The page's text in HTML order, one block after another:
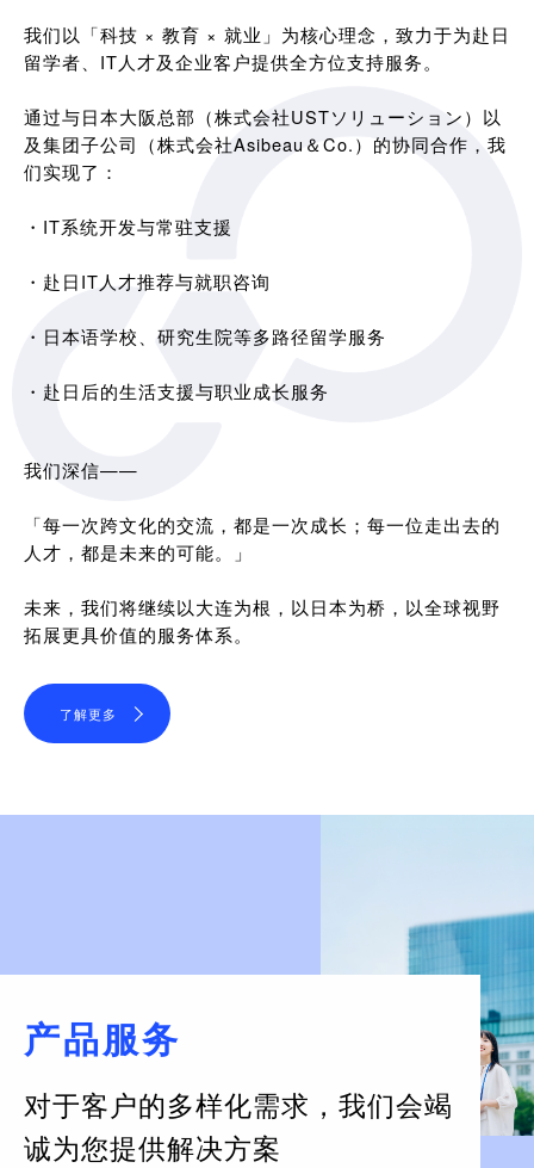
我们以「科技 × 教育 × 就业」为核心理念，致力于为赴日
留学者、IT人才及企业客户提供全方位支持服务。
通过与日本大阪总部（株式会社USTソリューション）以
及集团子公司（株式会社Asibeau＆Co.）的协同合作，我
们实现了：
・IT系统开发与常驻支援
・赴日IT人才推荐与就职咨询
・日本语学校、研究生院等多路径留学服务
・赴日后的生活支援与职业成长服务
我们深信——
「每一次跨文化的交流，都是一次成长；每一位走出去的
人才，都是未来的可能。」
未来，我们将继续以大连为根，以日本为桥，以全球视野
拓展更具价值的服务体系。
了解更多
产品服务
对于客户的多样化需求， 我们会竭
诚为您提供解决方案